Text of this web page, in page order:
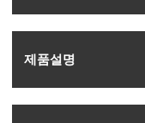
제품­설명